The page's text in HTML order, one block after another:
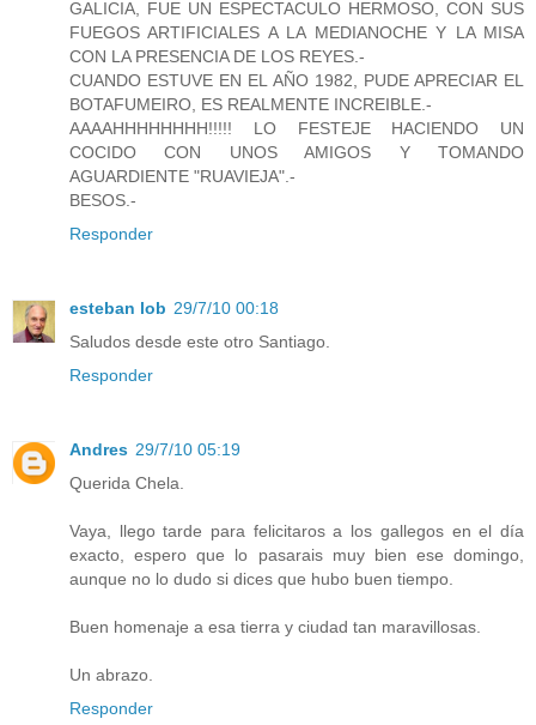
GALICIA, FUE UN ESPECTACULO HERMOSO, CON SUS
FUEGOS ARTIFICIALES A LA MEDIANOCHE Y LA MISA
CON LA PRESENCIA DE LOS REYES.-
CUANDO ESTUVE EN EL AÑO 1982, PUDE APRECIAR EL
BOTAFUMEIRO, ES REALMENTE INCREIBLE.-
AAAAHHHHHHHH!!!!! LO FESTEJE HACIENDO UN
COCIDO CON UNOS AMIGOS Y TOMANDO
AGUARDIENTE "RUAVIEJA".-
BESOS.-
Responder
esteban lob 29/7/10 00:18
Saludos desde este otro Santiago.
Responder
Andres 29/7/10 05:19
Querida Chela.
Vaya, llego tarde para felicitaros a los gallegos en el día
exacto, espero que lo pasarais muy bien ese domingo,
aunque no lo dudo si dices que hubo buen tiempo.
Buen homenaje a esa tierra y ciudad tan maravillosas.
Un abrazo.
Responder